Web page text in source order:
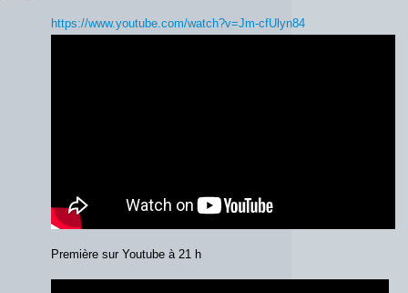
https://www.youtube.com/watch?v=Jm-cfUlyn84
Première sur Youtube à 21 h